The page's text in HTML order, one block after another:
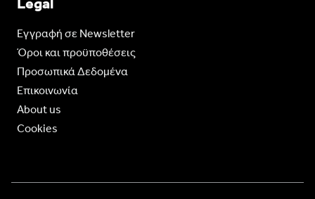
Eγγραφή σε Newsletter
Όροι και προϋποθέσεις
Προσωπικά Δεδομένα
Επικοινωνία
About us
Cookies